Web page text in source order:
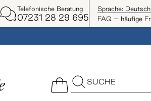
Telefonische Beratung
07231 28 29 695
Sprache: Deutsch
FAQ – häufige
SUCHE